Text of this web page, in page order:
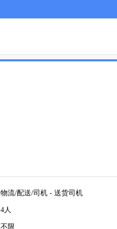
物流/配送/司机 - 送货司机
4人
不限